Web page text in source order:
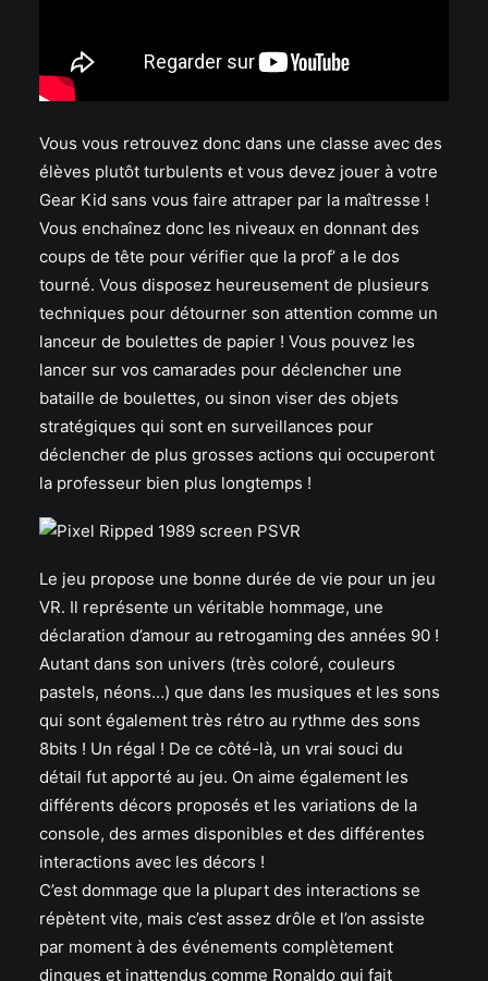
Vous vous retrouvez donc dans une classe avec des
élèves plutôt turbulents et vous devez jouer à votre
Gear Kid sans vous faire attraper par la maîtresse !
Vous enchaînez donc les niveaux en donnant des
coups de tête pour vérifier que la prof’ a le dos
tourné. Vous disposez heureusement de plusieurs
techniques pour détourner son attention comme un
lanceur de boulettes de papier ! Vous pouvez les
lancer sur vos camarades pour déclencher une
bataille de boulettes, ou sinon viser des objets
stratégiques qui sont en surveillances pour
déclencher de plus grosses actions qui occuperont
la professeur bien plus longtemps !
Le jeu propose une bonne durée de vie pour un jeu
VR. Il représente un véritable hommage, une
déclaration d’amour au retrogaming des années 90 !
Autant dans son univers (très coloré, couleurs
pastels, néons…) que dans les musiques et les sons
qui sont également très rétro au rythme des sons
8bits ! Un régal ! De ce côté-là, un vrai souci du
détail fut apporté au jeu. On aime également les
différents décors proposés et les variations de la
console, des armes disponibles et des différentes
interactions avec les décors !
C’est dommage que la plupart des interactions se
répètent vite, mais c’est assez drôle et l’on assiste
par moment à des événements complètement
dingues et inattendus comme Ronaldo qui fait